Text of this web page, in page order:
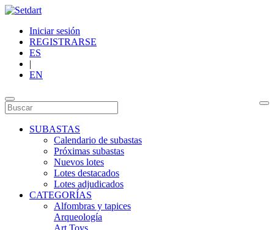
Iniciar sesión
REGISTRARSE
ES
|
EN
SUBASTAS
Calendario de subastas
Próximas subastas
Nuevos lotes
Lotes destacados
Lotes adjudicados
CATEGORÍAS
Alfombras y tapices
Arqueología
Art Toys